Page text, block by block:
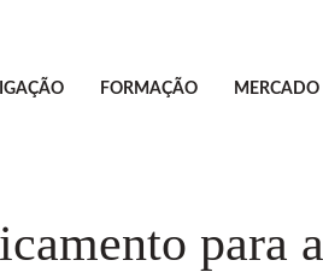
FORMAÇÃO MERCADO
para